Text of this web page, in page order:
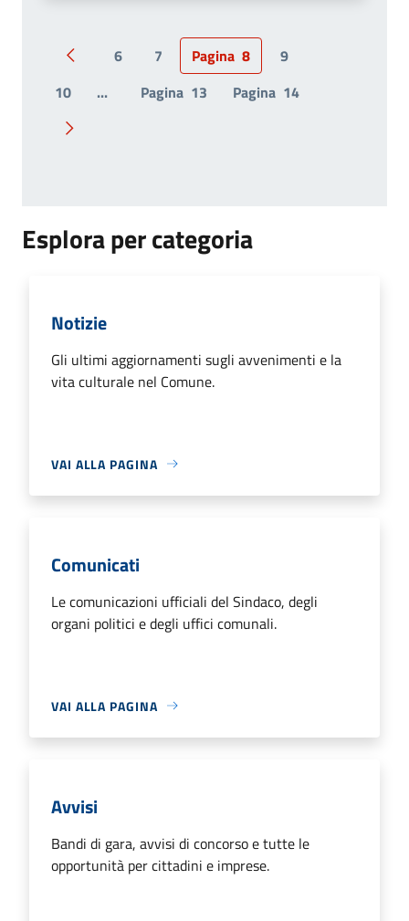
Pagina precedente
6 7 Pagina 8
9
10
... Pagina 13 Pagina 14
Pagina successiva
Esplora per categoria
Notizie
Gli ultimi aggiornamenti sugli avvenimenti e la
vita culturale nel Comune.
VAI ALLA PAGINA
Comunicati
Le comunicazioni ufficiali del Sindaco, degli
organi politici e degli uffici comunali.
VAI ALLA PAGINA
Avvisi
Bandi di gara, avvisi di concorso e tutte le
opportunità per cittadini e imprese.